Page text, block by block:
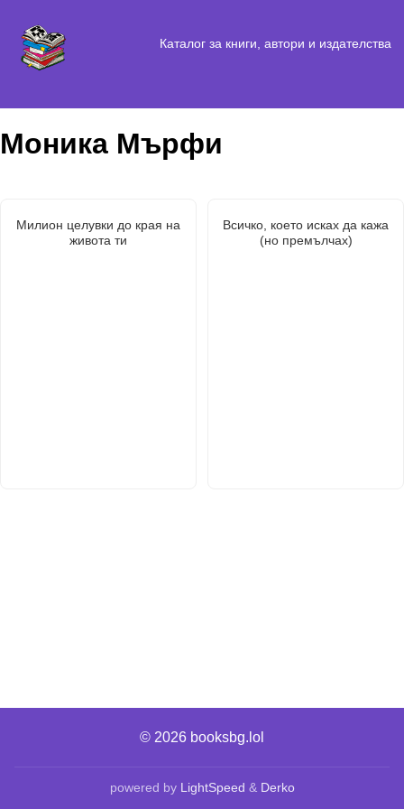
Каталог за книги, автори и издателства
Моника Мърфи
Милион целувки до края на
живота ти
Всичко, което исках да кажа
(но премълчах)
© 2026 booksbg.lol
powered by LightSpeed & Derko